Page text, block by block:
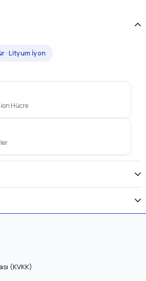
· Lityum İyon
Hücre
ve uyumluluk bilgilerini aşağıda
(KVKK)